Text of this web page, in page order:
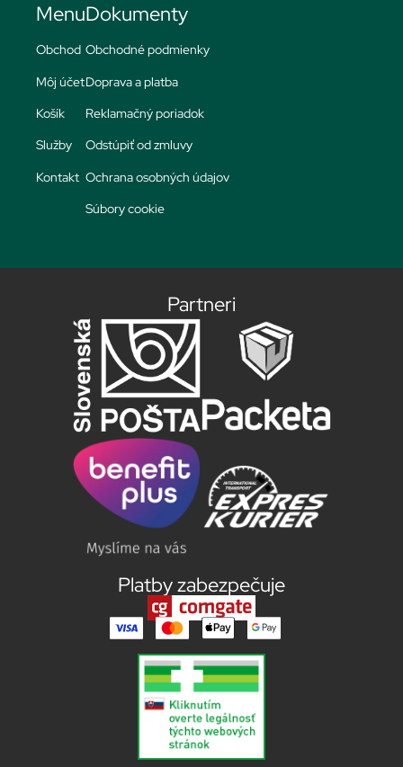
Menu
Obchod
Môj účet
Košík
Služby
Kontakt
Dokumenty
Obchodné podmienky
Doprava a platba
Reklamačný poriadok
Odstúpiť od zmluvy
Ochrana osobných údajov
Súbory cookie
Partneri
Platby zabezpečuje